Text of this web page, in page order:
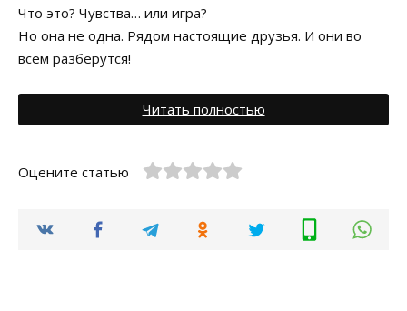
Что это? Чувства… или игра?
Но она не одна. Рядом настоящие друзья. И они во
всем разберутся!
Читать полностью
Оцените статью